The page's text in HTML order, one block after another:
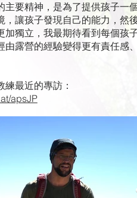
主要精神，是為了提供孩子一
，讓孩子發現自己的能力，然
加獨立，我最期待看到每個孩
由露營的經驗變得更有責任感
最近的專訪：
apsJP